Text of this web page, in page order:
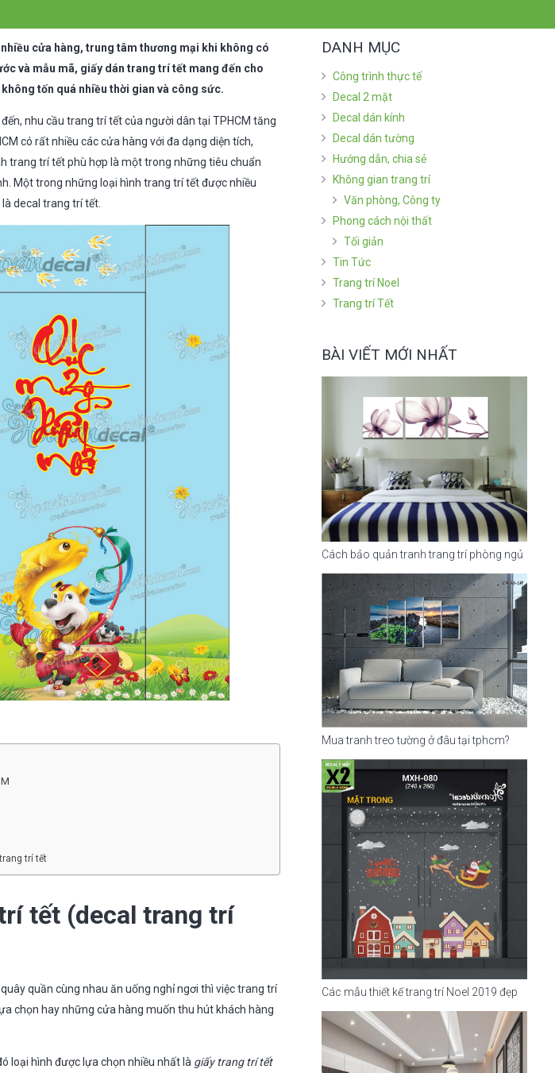
cửa hàng, trung tâm thương mại khi không có
và mẫu mã, giấy dán trang trí tết mang đến cho
tốn quá nhiều thời gian và công sức.
nhu cầu trang trí tết của người dân tại TPHCM tăng
có rất nhiều các cửa hàng với đa dạng diện tích,
trang trí tết phù hợp là một trong những tiêu chuẩn
Một trong những loại hình trang trí tết được nhiều
là decal trang trí tết.
trí tết
tết (decal trang trí
quần cùng nhau ăn uống nghỉ ngơi thì việc trang trí
chọn hay những cửa hàng muốn thu hút khách hàng
loại hình được lựa chọn nhiều nhất là giấy trang trí tết
DANH MỤC
Công trình thực tế
Decal 2 mặt
Decal dán kính
Decal dán tường
Hướng dẫn, chia sẻ
Không gian trang trí
Văn phòng, Công ty
Phong cách nội thất
Tối giản
Tin Tức
Trang trí Noel
Trang trí Tết
BÀI VIẾT MỚI NHẤT
Cách bảo quản tranh trang trí phòng ngủ
Mua tranh treo tường ở đâu tại tphcm?
Các mẫu thiết kế trang trí Noel 2019 đẹp